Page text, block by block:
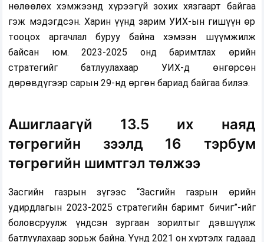
нөлөөлөх хэмжээнд хүрээгүй зохих хязгаарт байгаа
гэж мэдэгдсэн. Харин үүнд зарим УИХ-ын гишүүн өр
тооцох аргачлал буруу байна хэмээн шүүмжилж
байсан юм. 2023-2025 онд баримтлах өрийн
стратегийг батлуулахаар УИХ-д өнгөрсөн
дөрөвдүгээр сарын 29-нд өргөн бариад байгаа билээ.
Ашиглаагүй 13.5 их наяд
төгрөгийн зээлд 16 тэрбум
төгрөгийн шимтгэл төлжээ
Засгийн газрын зүгээс “Засгийн газрын өрийн
удирдлагын 2023-2025 стратегийн баримт бичиг”-ийг
боловсруулж үндсэн зургаан зорилтыг дэвшүүлж
батлуулахаар зорьж байна. Үүнд 2021 он хүртэлх гадаад